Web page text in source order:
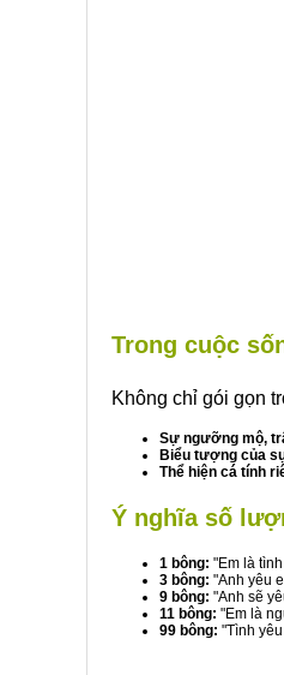
Trong cuộc
Không chỉ gói gọn
Sự ngưỡng mộ,
Biểu tượng của
Thể hiện cá tính
Ý nghĩa số
1 bông: "Em là
3 bông: "Anh yêu
9 bông: "Anh sẽ
11 bông: "Em là
99 bông: "Tình